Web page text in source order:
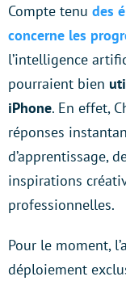
Compte tenu des
concerne les
l’intelligence
pourraient bien
iPhone. En effet,
réponses
d’apprentissage,
inspirations
professionnelles.
Pour le moment,
déploiement